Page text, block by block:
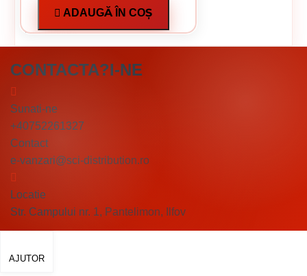
Cutie de 5 Kg
CUMPĂRĂ
ADAUGĂ ÎN COȘ
CONTACTA?I-NE
Sunati-ne
+40752261327
Contact
e-vanzari@sci-distribution.ro
Locatie
Str. Campului nr. 1, Pantelimon, Ilfov
AJUTOR